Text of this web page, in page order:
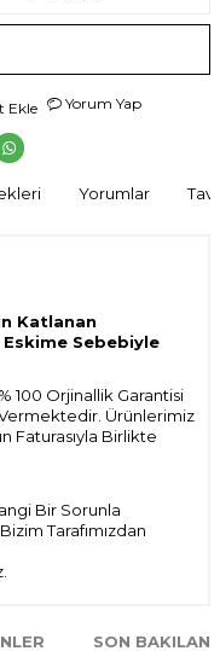
Ekle Yorum Yap
Yorumlar
Katlanan
Eskime Sebebiyle
100 Orjinallik Garantisi
Vermektedir. Ürünlerimiz
Faturasıyla Birlikte
Bir Sorunla
Tarafımızdan
SON